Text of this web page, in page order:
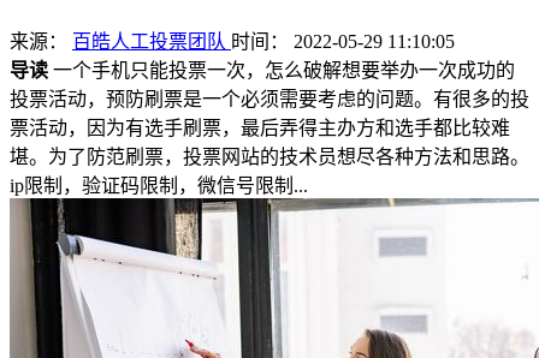
来源： 百皓人工投票团队 时间： 2022-05-29 11:10:05
导读 一个手机只能投票一次，怎么破解想要举办一次成功的
投票活动，预防刷票是一个必须需要考虑的问题。有很多的投
票活动，因为有选手刷票，最后弄得主办方和选手都比较难
堪。为了防范刷票，投票网站的技术员想尽各种方法和思路。
ip限制，验证码限制，微信号限制...